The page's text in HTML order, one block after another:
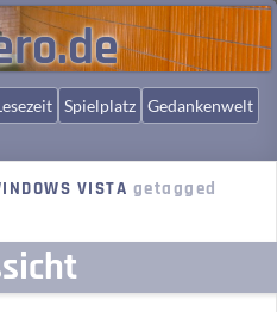
Spielplatz Gedankenwelt
VISTA getagged